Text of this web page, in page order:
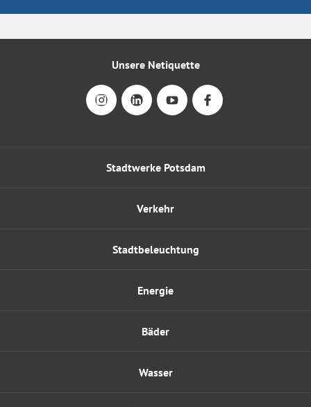
Stadtwerke Potsdam
Energie
Wasser
Verkehr
Bäder
Stadtbeleuchtung
Unsere Netiquette